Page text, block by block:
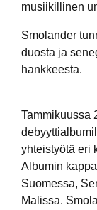
musiikillinen
Smolander
duosta ja
hankkeesta.
Tammikuussa
yhteistyötä eri
Albumin
Suomessa,
Malissa.